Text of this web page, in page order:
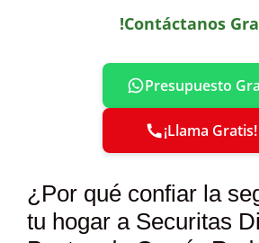
!Contáctanos
Presupuesto
¡Llama Gratis!
¿Por qué confiar la
tu hogar a Securitas